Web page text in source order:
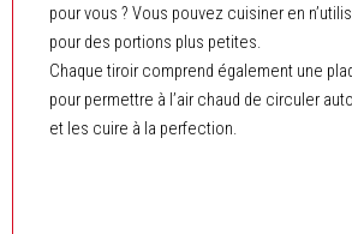
pour vous ? Vous pouvez cuisiner en
pour des portions plus petites.
Chaque tiroir comprend également une
pour permettre à l’air chaud de circuler
et les cuire à la perfection.